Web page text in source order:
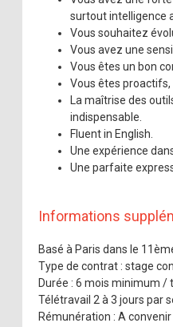
surtout intelligence
Vous souhaitez
Vous avez une
Vous êtes un bon
Vous êtes
La maîtrise des
indispensable.
Fluent in English.
Une expérience
Une parfaite
Informations
Basé à Paris dans le
Type de contrat : stage
Durée : 6 mois minimum /
Télétravail 2 à 3 jours par
Rémunération : A